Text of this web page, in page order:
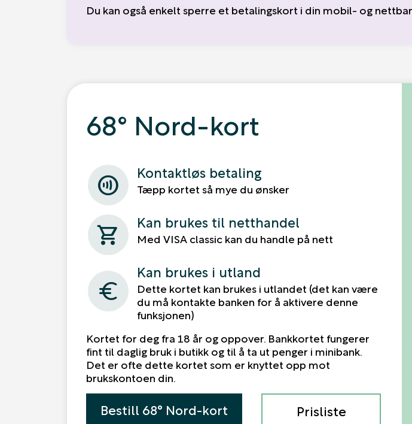
Du kan også enkelt sperre et betalingskort i din mobil- og
68° Nord-kort
contactless Kontaktløs betaling
Tæpp kortet så mye du ønsker
shopping_cart Kan brukes til netthandel
Med VISA classic kan du handle på nett
euro
Kan brukes i utland
Dette kortet kan brukes i utlandet (det kan være
du må kontakte banken for å aktivere denne
funksjonen)
Kortet for deg fra 18 år og oppover. Bankkortet fungerer
fint til daglig bruk i butikk og til å ta ut penger i minibank.
Det er ofte dette kortet som er knyttet opp mot
brukskontoen din.
Bestill 68° Nord-kort Prisliste